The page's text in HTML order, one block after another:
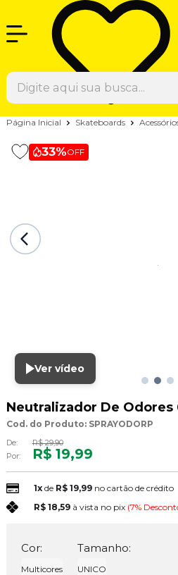
Página Inicial Skateboards
33%OFF
Ver vídeo
Neutralizador De
Cod. do Produto: SPRAYODORP
De:
R$ 29,90
Por:
R$ 19,99
1xde R$ 19,99 no cartão de crédito
R$ 18,59 à vista no pix (7%
Cor:
Multicores
Tamanho:
UNICO